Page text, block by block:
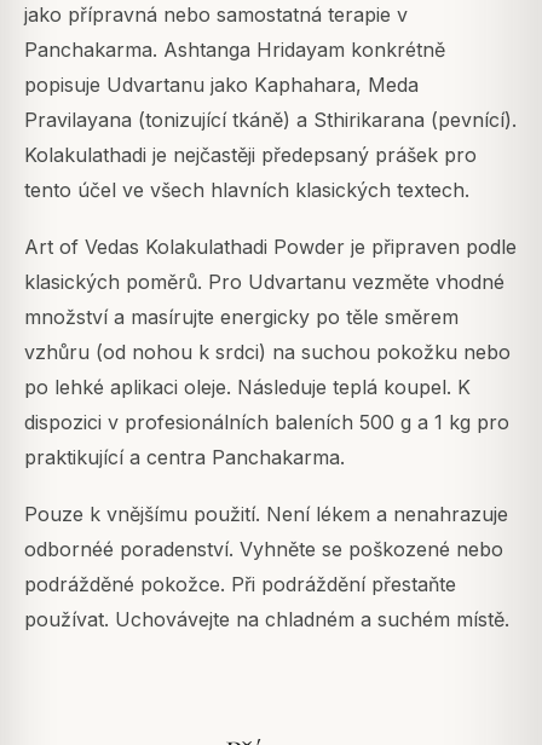
jako přípravná nebo samostatná terapie v
Panchakarma. Ashtanga Hridayam konkrétně
popisuje Udvartanu jako Kaphahara, Meda
Pravilayana (tonizující tkáně) a Sthirikarana (pevnící).
Kolakulathadi je nejčastěji předepsaný prášek pro
tento účel ve všech hlavních klasických textech.
Art of Vedas Kolakulathadi Powder je připraven podle
klasických poměrů. Pro Udvartanu vezměte vhodné
množství a masírujte energicky po těle směrem
vzhůru (od nohou k srdci) na suchou pokožku nebo
po lehké aplikaci oleje. Následuje teplá koupel. K
dispozici v profesionálních baleních 500 g a 1 kg pro
praktikující a centra Panchakarma.
Pouze k vnějšímu použití. Není lékem a nenahrazuje
odbornéé poradenství. Vyhněte se poškozené nebo
podrážděné pokožce. Při podráždění přestaňte
používat. Uchovávejte na chladném a suchém místě.